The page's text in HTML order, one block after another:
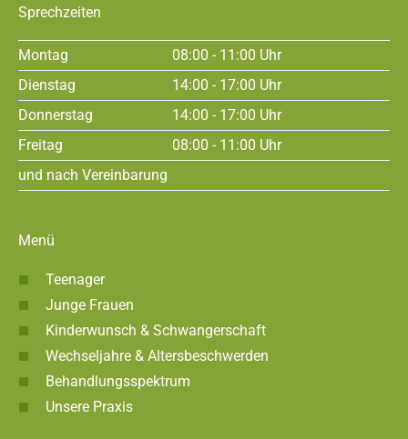
Sprechzeiten
Montag
08:00 - 11:00 Uhr
Dienstag
14:00 - 17:00 Uhr
Donnerstag
14:00 - 17:00 Uhr
Freitag
08:00 - 11:00 Uhr
und nach Vereinbarung
Menü
Teenager
Junge Frauen
Kinderwunsch & Schwangerschaft
Wechseljahre & Altersbeschwerden
Behandlungsspektrum
Unsere Praxis